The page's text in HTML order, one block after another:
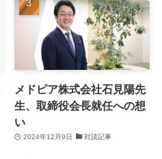
メドピア株式会社石見陽先
生、取締役会長就任への想
い
2024年12月9日 対談記事